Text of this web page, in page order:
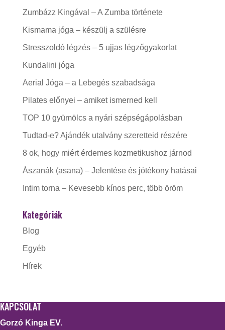
Zumbázz Kingával – A Zumba története
Kismama jóga – készülj a szülésre
Stresszoldó légzés – 5 ujjas légzőgyakorlat
Kundalini jóga
Aerial Jóga – a Lebegés szabadsága
Pilates előnyei – amiket ismerned kell
TOP 10 gyümölcs a nyári szépségápolásban
Tudtad-e? Ajándék utalvány szeretteid részére
8 ok, hogy miért érdemes kozmetikushoz járnod
Ászanák (asana) – Jelentése és jótékony hatásai
Intim torna – Kevesebb kínos perc, több öröm
Kategóriák
Blog
Egyéb
Hírek
KAPCSOLAT
Gorzó Kinga EV.